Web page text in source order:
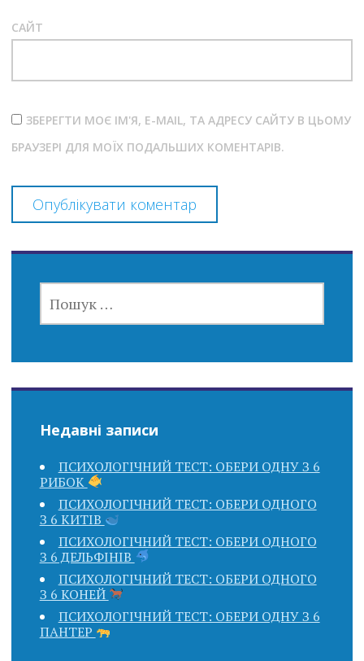
САЙТ
ЗБЕРЕГТИ МОЄ ІМ'Я, E-MAIL, ТА АДРЕСУ САЙТУ В ЦЬОМУ
БРАУЗЕРІ ДЛЯ МОЇХ ПОДАЛЬШИХ КОМЕНТАРІВ.
Недавні записи
ПСИХОЛОГІЧНИЙ ТЕСТ: ОБЕРИ ОДНУ З 6
РИБОК
ПСИХОЛОГІЧНИЙ ТЕСТ: ОБЕРИ ОДНОГО
З 6 КИТІВ
ПСИХОЛОГІЧНИЙ ТЕСТ: ОБЕРИ ОДНОГО
З 6 ДЕЛЬФІНІВ
ПСИХОЛОГІЧНИЙ ТЕСТ: ОБЕРИ ОДНОГО
З 6 КОНЕЙ
ПСИХОЛОГІЧНИЙ ТЕСТ: ОБЕРИ ОДНУ З 6
ПАНТЕР